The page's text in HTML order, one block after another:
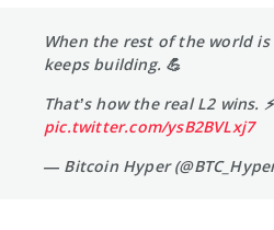
When the rest of the world
keeps building. 💪
That’s how the real L2 wins.
pic.twitter.com/ysB2BVLxj7
— Bitcoin Hyper